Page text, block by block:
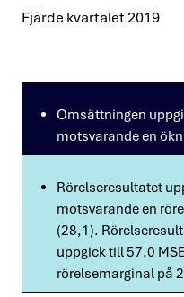
Fjärde kvartalet 2019
Omsättningen
motsvarande en
Rörelseresultatet
motsvarande en
(28,1).
uppgick till 57,0
rörelsemarginal på